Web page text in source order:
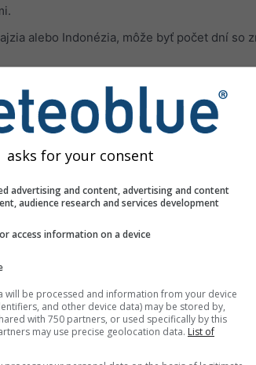
alebo Indonézia, môže byť počet dní so
asks for your consent
advertising and content, advertising and content
audience research and services development
access information on a device
will be processed and information from your device
and other device data) may be stored by,
with 750 partners, or used specifically by this
may use precise geolocation data. List of